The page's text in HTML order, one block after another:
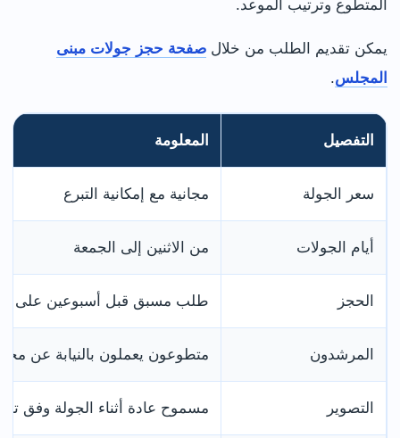
المتطوع وترتيب الموعد.
يمكن تقديم الطلب من خلال صفحة حجز جولات مبنى
المجلس.
التفصيل المعلومة
سعر الجولة مجانية مع إمكانية التبرع
أيام الجولات من الاثنين إلى الجمعة
الحجز طلب مسبق قبل أسبوعين على
المرشدون متطوعون يعملون بالنيابة عن
التصوير مسموح عادة أثناء الجولة وفق